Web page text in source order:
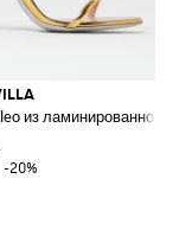
из ламинированной
-20%